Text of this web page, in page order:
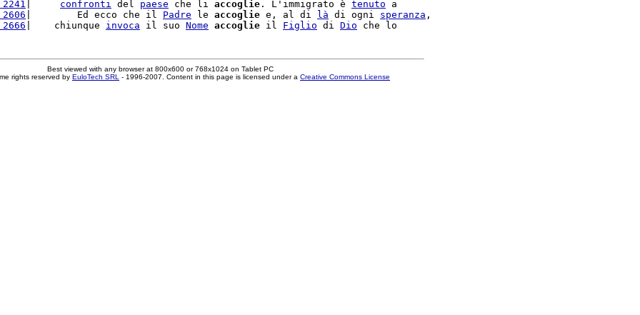
2241
confronti del paese che li accoglie . L'immigrato è tenuto a
2606
|        Ed ecco che il Padre le accoglie e, al di là di ogni speranza ,
2666
|    chiunque invoca il suo Nome accoglie il Figlio di Dio
Best viewed with any browser at 800x600 or 768x1024 on Tablet PC
rights reserved by EuloTech SRL - 1996-2007. Content in this page is licensed under a Creative Commons License